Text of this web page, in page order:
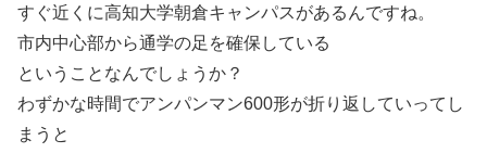
すぐ近くに高知大学朝倉キャンパスがあるんですね。
市内中心部から通学の足を確保している
ということなんでしょうか？
わずかな時間でアンパンマン600形が折り返していってし
まうと